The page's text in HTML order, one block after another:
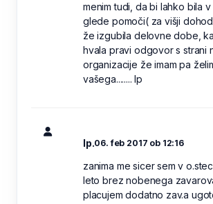
menim tudi, da bi lahko bila
glede pomoči( za višji
že izgubila delovne dobe,
hvala pravi odgovor s strani
organizacije že imam pa
vašega........ lp
lp.06. feb 2017 ob 12:16
zanima me sicer sem v
leto brez nobenega
placujem dodatno zav.a